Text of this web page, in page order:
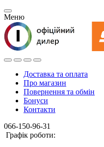
Меню
Доставка та оплата
Про магазин
Повернення та обмін
Бонуси
Контакти
066-150-96-31
Графік роботи: